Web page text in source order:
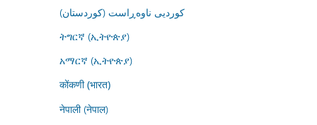
کوردیی ناوەڕاست (کوردستان)
ትግርኛ (ኢትዮጵያ)
አማርኛ (ኢትዮጵያ)
कोंकणी (भारत)
नेपाली (नेपाल)